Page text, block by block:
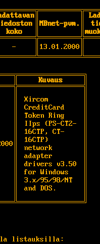
koko
MBnet-pvm.
- 13.01.2000
Kuvaus
Xircom
CreditCard
Token Ring
IIps (PS-CT2-
16CTP, CT-
16CTP)
network
adapter
drivers v3.50
for Windows
3.x/95/98/NT
and DOS.
listauksilla: